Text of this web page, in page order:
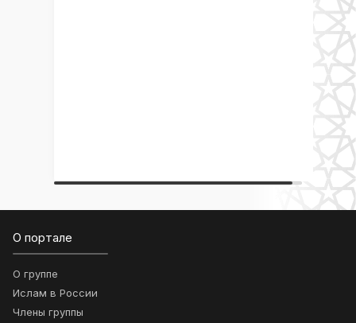
О портале
О группе
Ислам в России
Члены группы